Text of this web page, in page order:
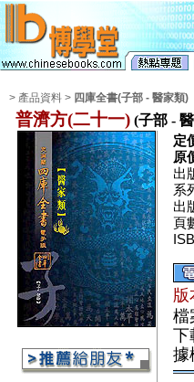
> 產品資料 > 四庫全書(子部 - 醫家類)
普濟方(二十一) (子部 -
定
原
出
系
出
頁
版
檔
下
據